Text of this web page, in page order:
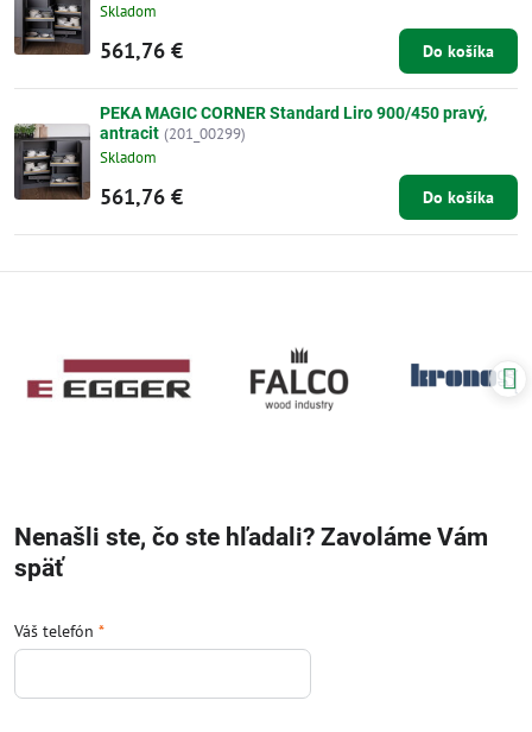
Skladom
561,76 € Do košíka
PEKA MAGIC CORNER Standard Liro 900/450 pravý,
antracit (201_00299)
Skladom
561,76 € Do košíka
Nenašli ste, čo ste hľadali? Zavoláme Vám
späť
Váš telefón *